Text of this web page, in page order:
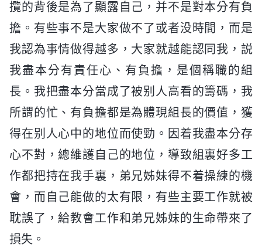
攬的背後是為了顯露自己，并不是對本分有負
擔。有些事不是大家做不了或者没時間，而是
我認為事情做得越多，大家就越能認同我，説
我盡本分有責任心、有負擔，是個稱職的組
長。我把盡本分當成了被别人高看的籌碼，我
所謂的忙、有負擔都是為體現組長的價值，獲
得在别人心中的地位而使勁。因着我盡本分存
心不對，總維護自己的地位，導致組裏好多工
作都把持在我手裏，弟兄姊妹得不着操練的機
會，而自己能做的太有限，有些主要工作就被
耽誤了，給教會工作和弟兄姊妹的生命帶來了
損失。